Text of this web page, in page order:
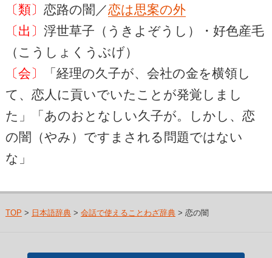
〔類〕 恋路の闇／恋は思案の外
〔出〕 浮世草子（うきよぞうし）・好色産毛
（こうしょくうぶげ）
〔会〕
「経理の久子が、会社の金を横領し
て、恋人に貢いでいたことが発覚しまし
た」「あのおとなしい久子が。しかし、恋
の闇（やみ）ですまされる問題ではない
な」
TOP > 日本語辞典> 会話で使えることわざ辞典> 恋の闇